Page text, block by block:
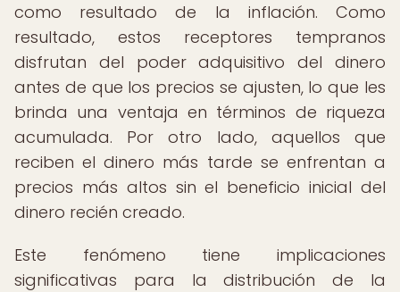
como resultado de la inflación. Como
resultado, estos receptores tempranos
disfrutan del poder adquisitivo del dinero
antes de que los precios se ajusten, lo que les
brinda una ventaja en términos de riqueza
acumulada. Por otro lado, aquellos que
reciben el dinero más tarde se enfrentan a
precios más altos sin el beneficio inicial del
dinero recién creado.
Este fenómeno tiene implicaciones
significativas para la distribución de la